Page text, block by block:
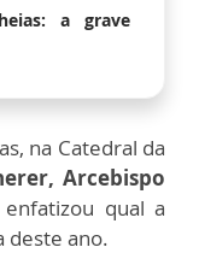
a grave
na Catedral da
Arcebispo
enfatizou qual a
deste ano.